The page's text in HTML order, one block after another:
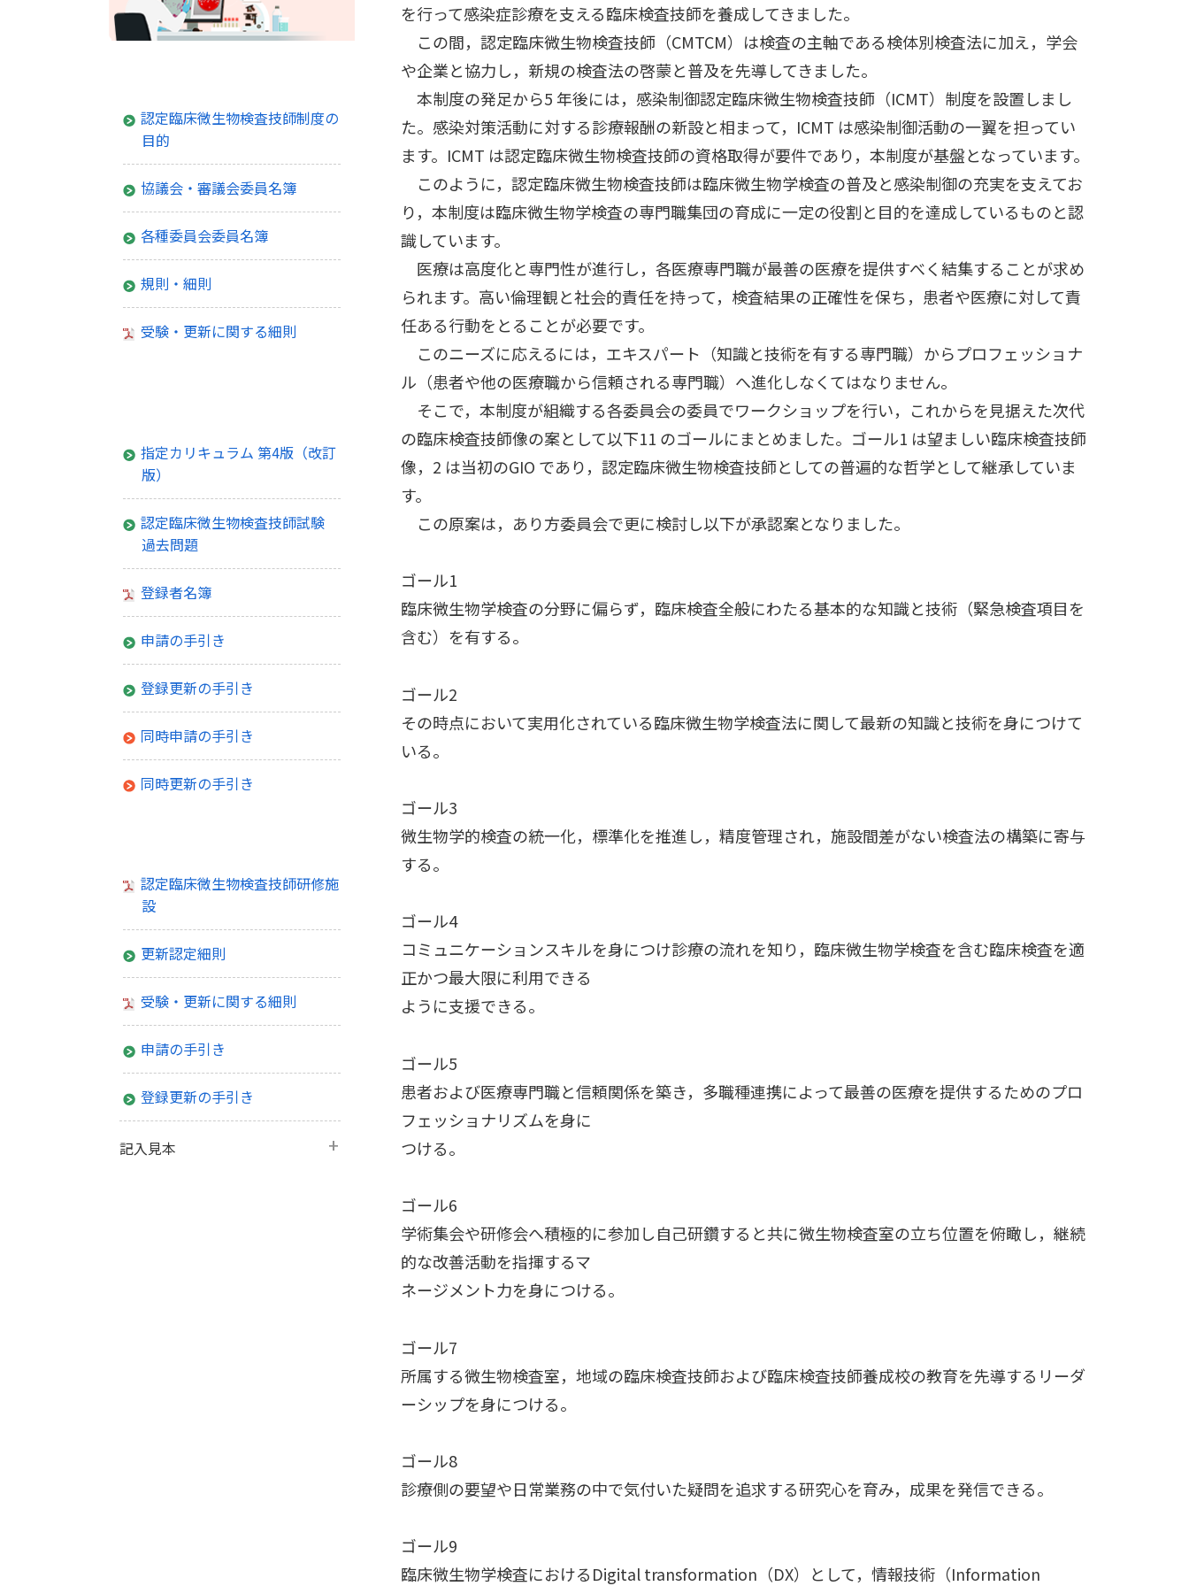
を行って感染症診療を支える臨床検査技師を養成してきました。
この間，認定臨床微生物検査技師（CMTCM）は検査の主軸である検体別検査法に加え，学会
や企業と協力し，新規の検査法の啓蒙と普及を先導してきました。
本制度の発足から5 年後には，感染制御認定臨床微生物検査技師（ICMT）制度を設置しまし
た。感染対策活動に対する診療報酬の新設と相まって，ICMT は感染制御活動の一翼を担ってい
ます。ICMT は認定臨床微生物検査技師の資格取得が要件であり，本制度が基盤となっています。
このように，認定臨床微生物検査技師は臨床微生物学検査の普及と感染制御の充実を支えてお
り，本制度は臨床微生物学検査の専門職集団の育成に一定の役割と目的を達成しているものと認
識しています。
医療は高度化と専門性が進行し，各医療専門職が最善の医療を提供すべく結集することが求め
られます。高い倫理観と社会的責任を持って，検査結果の正確性を保ち，患者や医療に対して責
任ある行動をとることが必要です。
このニーズに応えるには，エキスパート（知識と技術を有する専門職）からプロフェッショナ
ル（患者や他の医療職から信頼される専門職）へ進化しなくてはなりません。
そこで，本制度が組織する各委員会の委員でワークショップを行い，これからを見据えた次代
の臨床検査技師像の案として以下11 のゴールにまとめました。ゴール1 は望ましい臨床検査技師
像，2 は当初のGIO であり，認定臨床微生物検査技師としての普遍的な哲学として継承していま
す。
この原案は，あり方委員会で更に検討し以下が承認案となりました。
ゴール1
臨床微生物学検査の分野に偏らず，臨床検査全般にわたる基本的な知識と技術（緊急検査項目を
含む）を有する。
ゴール2
その時点において実用化されている臨床微生物学検査法に関して最新の知識と技術を身につけて
いる。
ゴール3
微生物学的検査の統一化，標準化を推進し，精度管理され，施設間差がない検査法の構築に寄与
する。
ゴール4
コミュニケーションスキルを身につけ診療の流れを知り，臨床微生物学検査を含む臨床検査を適
正かつ最大限に利用できる
ように支援できる。
ゴール5
患者および医療専門職と信頼関係を築き，多職種連携によって最善の医療を提供するためのプロ
フェッショナリズムを身に
つける。
ゴール6
学術集会や研修会へ積極的に参加し自己研鑽すると共に微生物検査室の立ち位置を俯瞰し，継続
的な改善活動を指揮するマ
ネージメント力を身につける。
ゴール7
所属する微生物検査室，地域の臨床検査技師および臨床検査技師養成校の教育を先導するリーダ
ーシップを身につける。
ゴール8
診療側の要望や日常業務の中で気付いた疑問を追求する研究心を育み，成果を発信できる。
ゴール9
臨床微生物学検査におけるDigital transformation（DX）として，情報技術（Information
認定臨床微生物検査技師制度の
目的
協議会・審議会委員名簿
各種委員会委員名簿
規則・細則
受験・更新に関する細則
指定カリキュラム 第4版（改訂
版）
認定臨床微生物検査技師試験
過去問題
登録者名簿
申請の手引き
登録更新の手引き
同時申請の手引き
同時更新の手引き
認定臨床微生物検査技師研修施
設
更新認定細則
受験・更新に関する細則
申請の手引き
登録更新の手引き
記入見本